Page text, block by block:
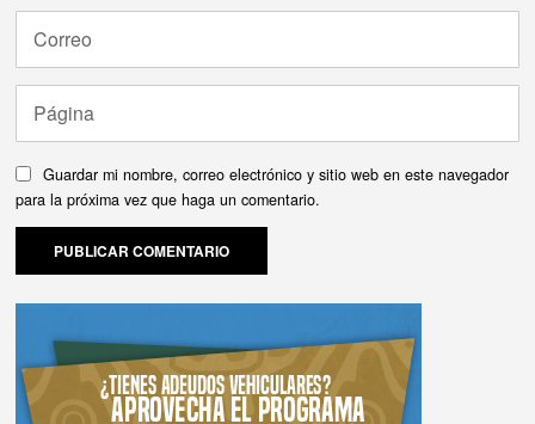
Guardar mi nombre, correo electrónico y sitio web en este navegador
para la próxima vez que haga un comentario.